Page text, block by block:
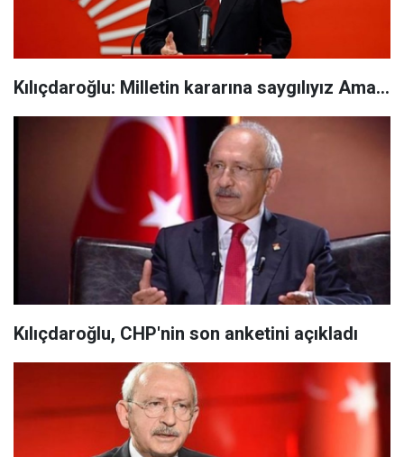
Kılıçdaroğlu: Milletin kararına saygılıyız Ama...
Kılıçdaroğlu, CHP'nin son anketini açıkladı